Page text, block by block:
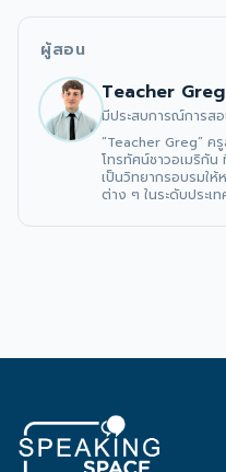
ผู้สอน
Teacher Greg
มีประสบการณ์การส
“Teacher Greg” ค
โทรทัศน์ชาวอเมริกัน
เป็นวิทยากรอบรมให้
ต่าง ๆ ในระดับประเท